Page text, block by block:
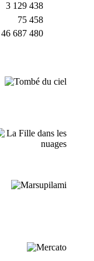
3 129 438
75 458
46 687 480